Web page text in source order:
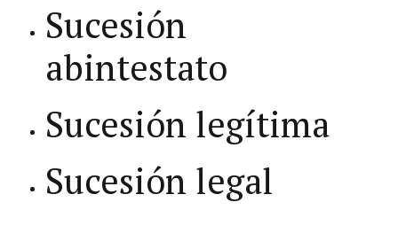
Sucesión
abintestato
Sucesión legítima
Sucesión legal